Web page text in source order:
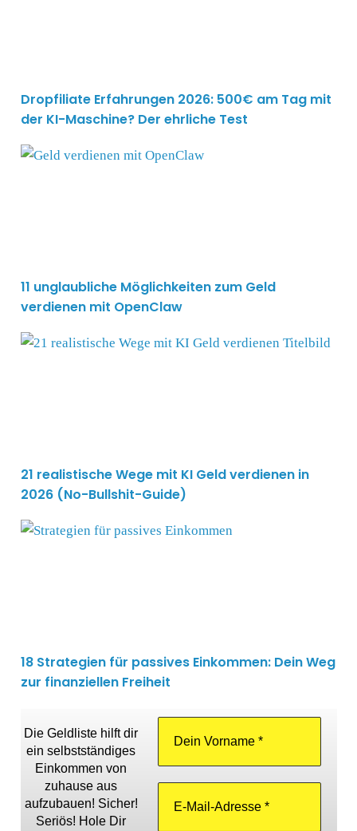
Dropfiliate Erfahrungen 2026: 500€ am Tag mit
der KI-Maschine? Der ehrliche Test
11 unglaubliche Möglichkeiten zum Geld verdienen
11 unglaubliche Möglichkeiten zum Geld
verdienen mit OpenClaw
21 realistische Wege mit KI Geld verdienen in 2026
21 realistische Wege mit KI Geld verdienen in
2026 (No-Bullshit-Guide)
18 Strategien für passives Einkommen: Dein Weg zur
18 Strategien für passives Einkommen: Dein Weg
zur finanziellen Freiheit
Die Geldliste hilft dir
ein selbstständiges
Einkommen von
zuhause aus
aufzubauen! Sicher!
Seriös! Hole Dir